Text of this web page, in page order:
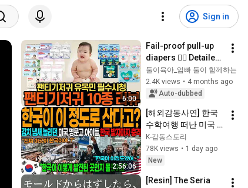
Sign in
6:00
Fail-proof pull-up
diapers 👍🏼 Detailed
review of 10 types,
absorbency, value
for money, and skin
둘이육아_엄빠 둘이 함께하는
2.4K views • 4 months ago
Auto-dubbed
2:56:06
[해외감동사연] 한국
수학여행 떠난 미국
명문고 학생들 발칵
뒤집혔다, 인천공항
하루 입국객 24만명
K-감동스토리
78K views • 1 day ago
New
[Resin] The Seria